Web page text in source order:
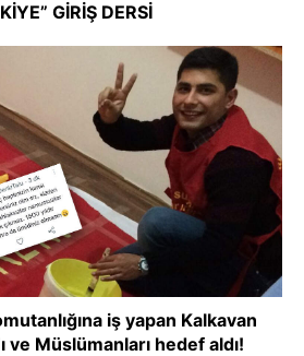
GİRİŞ DERSİ
iş yapan Kalkavan
ve Müslümanları hedef aldı!